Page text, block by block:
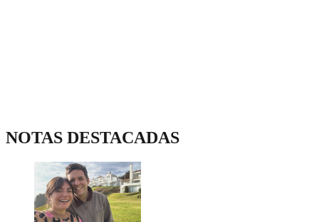
NOTAS DESTACADAS